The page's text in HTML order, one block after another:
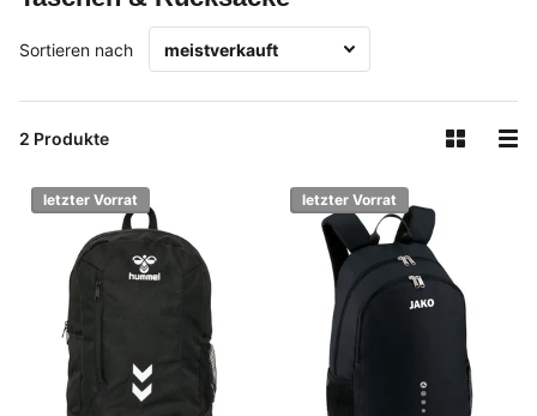
2 Produkte
Sortieren nach
letzter Vorrat letzter Vorrat